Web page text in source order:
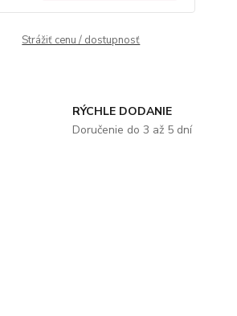
Strážiť cenu / dostupnosť
RÝCHLE DODANIE
Doručenie do 3 až 5 dní